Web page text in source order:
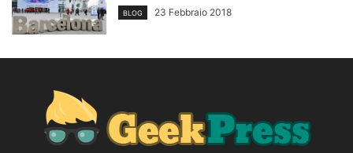
BLOG 23 Febbraio 2018